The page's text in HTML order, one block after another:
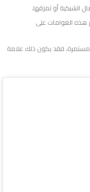
الشبكية أو تمزقها.
هذه العوامات على
مستمرة، فقد يكون ذلك علامة